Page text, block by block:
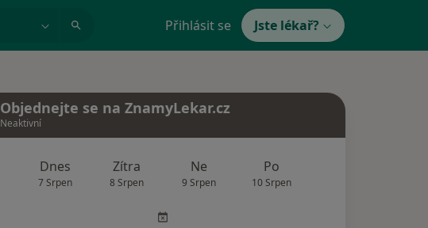
Přihlásit se Jste lékař?
Objednejte se na ZnamyLekar.cz
Neaktivní
Dnes
7 Srpen
Zítra
8 Srpen
Ne
9 Srpen
Po
10 Srpen